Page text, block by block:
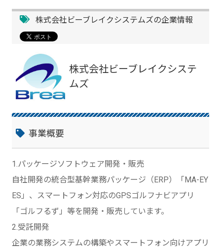
株式会社ビーブレイクシステムズの企業情報
株式会社ビーブレイクシステ
ムズ
事業概要
1.パッケージソフトウェア開発・販売
自社開発の統合型基幹業務パッケージ（ERP）「MA-EY
ES」、スマートフォン対応のGPSゴルフナビアプリ
「ゴルフるず」等を開発・販売しています。
2.受託開発
企業の業務システムの構築やスマートフォン向けアプリ